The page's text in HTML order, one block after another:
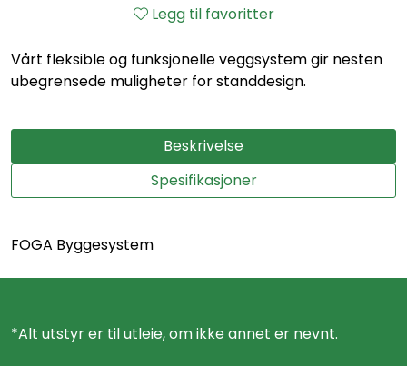
Legg til favoritter
Vårt fleksible og funksjonelle veggsystem gir nesten
ubegrensede muligheter for standdesign.
Beskrivelse
Spesifikasjoner
FOGA Byggesystem
*Alt utstyr er til utleie, om ikke annet er nevnt.